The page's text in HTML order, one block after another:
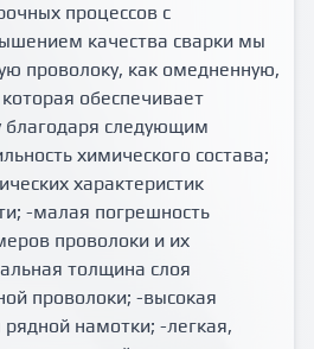
процессов с
качества сварки мы
проволоку, как омедненную,
обеспечивает
благодаря следующим
химического состава;
характеристик
-малая погрешность
проволоки и их
толщина слоя
проволоки; -высокая
рядной намотки; -легкая,